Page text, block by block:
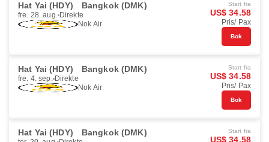
Hat Yai (HDY) Bangkok (DMK)
fre. 28. aug. Direkte
Nok Air
Start fra
US$ 34.58
Pris/ Pax
Bok
Hat Yai (HDY) Bangkok (DMK)
fre. 4. sep. Direkte
Nok Air
Start fra
US$ 34.58
Pris/ Pax
Bok
Hat Yai (HDY) Bangkok (DMK) Start fra
US$ 34.58